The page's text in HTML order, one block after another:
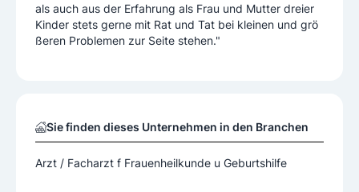
als auch aus der Erfahrung als Frau und Mutter dreier
Kinder stets gerne mit Rat und Tat bei kleinen und grö
ßeren Problemen zur Seite stehen."
Sie finden dieses Unternehmen in den Branchen
Arzt / Facharzt f Frauenheilkunde u Geburtshilfe